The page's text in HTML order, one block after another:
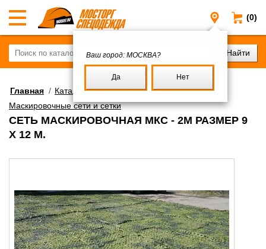
(0)
Москва
Ваш город: МОСКВА?
Да Нет
Главная / Каталог/Военное имущество/
Маскировочные сети и сетки
СЕТЬ МАСКИРОВОЧНАЯ МКС - 2М РАЗМЕР 9
X 12 М.